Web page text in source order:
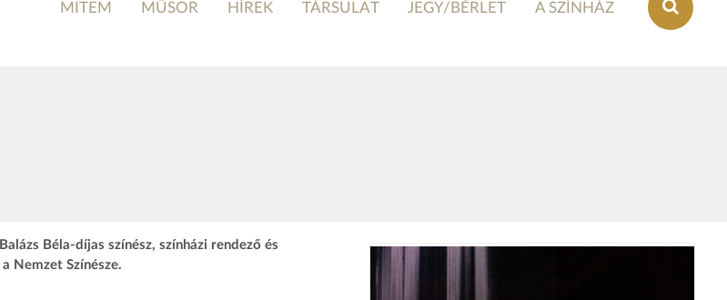
MITEM MŰSOR HÍREK TÁRSULAT JEGY/BÉRLET A SZÍNHÁZ
Béla-díjas színész, színházi rendező és
Nemzet Színésze.